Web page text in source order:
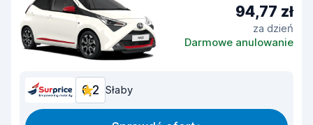
94,77 zł
za dzień
Darmowe anulowanie
6,2 Słaby